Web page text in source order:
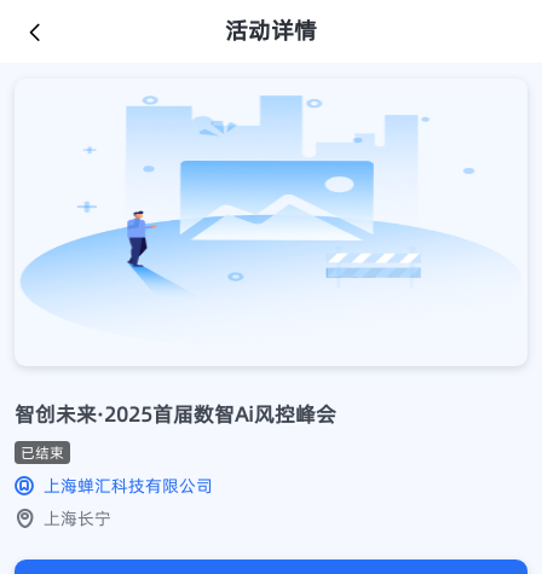
活动详情
智创未来·2025首届数智Ai风控峰会
已结束
上海蝉汇科技有限公司
上海长宁